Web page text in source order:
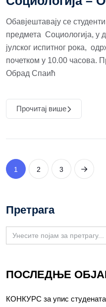
Обавјештавају се
предмета Социологија, у
јулског испитног рока,
почетком у 10.00 часова.
Обрад Спаић
Прочитај више
1 2 3
Претрага
Search
for:
ПОСЛЕДЊЕ
КОНКУРС за упис студената